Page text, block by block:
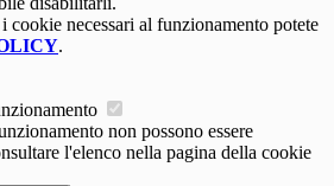
cookie necessari al funzionamento potete
.
non possono essere
l'elenco nella pagina della cookie